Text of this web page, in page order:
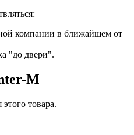
компании в ближайшем от
"до двери".
M
товара.